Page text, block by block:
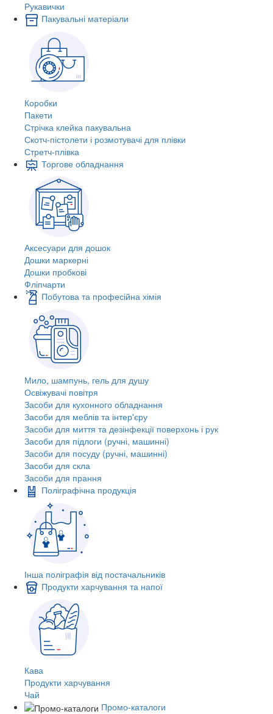
Рукавички
Пакувальні матеріали
Коробки
Пакети
Стрічка клейка пакувальна
Скотч-пістолети і розмотувачі для плівки
Стретч-плівка
Торгове обладнання
Аксесуари для дошок
Дошки маркерні
Дошки пробкові
Фліпчарти
Побутова та професійна хімія
Мило, шампунь, гель для душу
Освіжувачі повітря
Засоби для кухонного обладнання
Засоби для меблів та інтер'єру
Засоби для миття та дезінфекції поверхонь і рук
Засоби для підлоги (ручні, машинні)
Засоби для посуду (ручні, машинні)
Засоби для скла
Засоби для прання
Поліграфічна продукція
Інша поліграфія від постачальників
Продукти харчування та напої
Кава
Продукти харчування
Чай
Промо-каталоги